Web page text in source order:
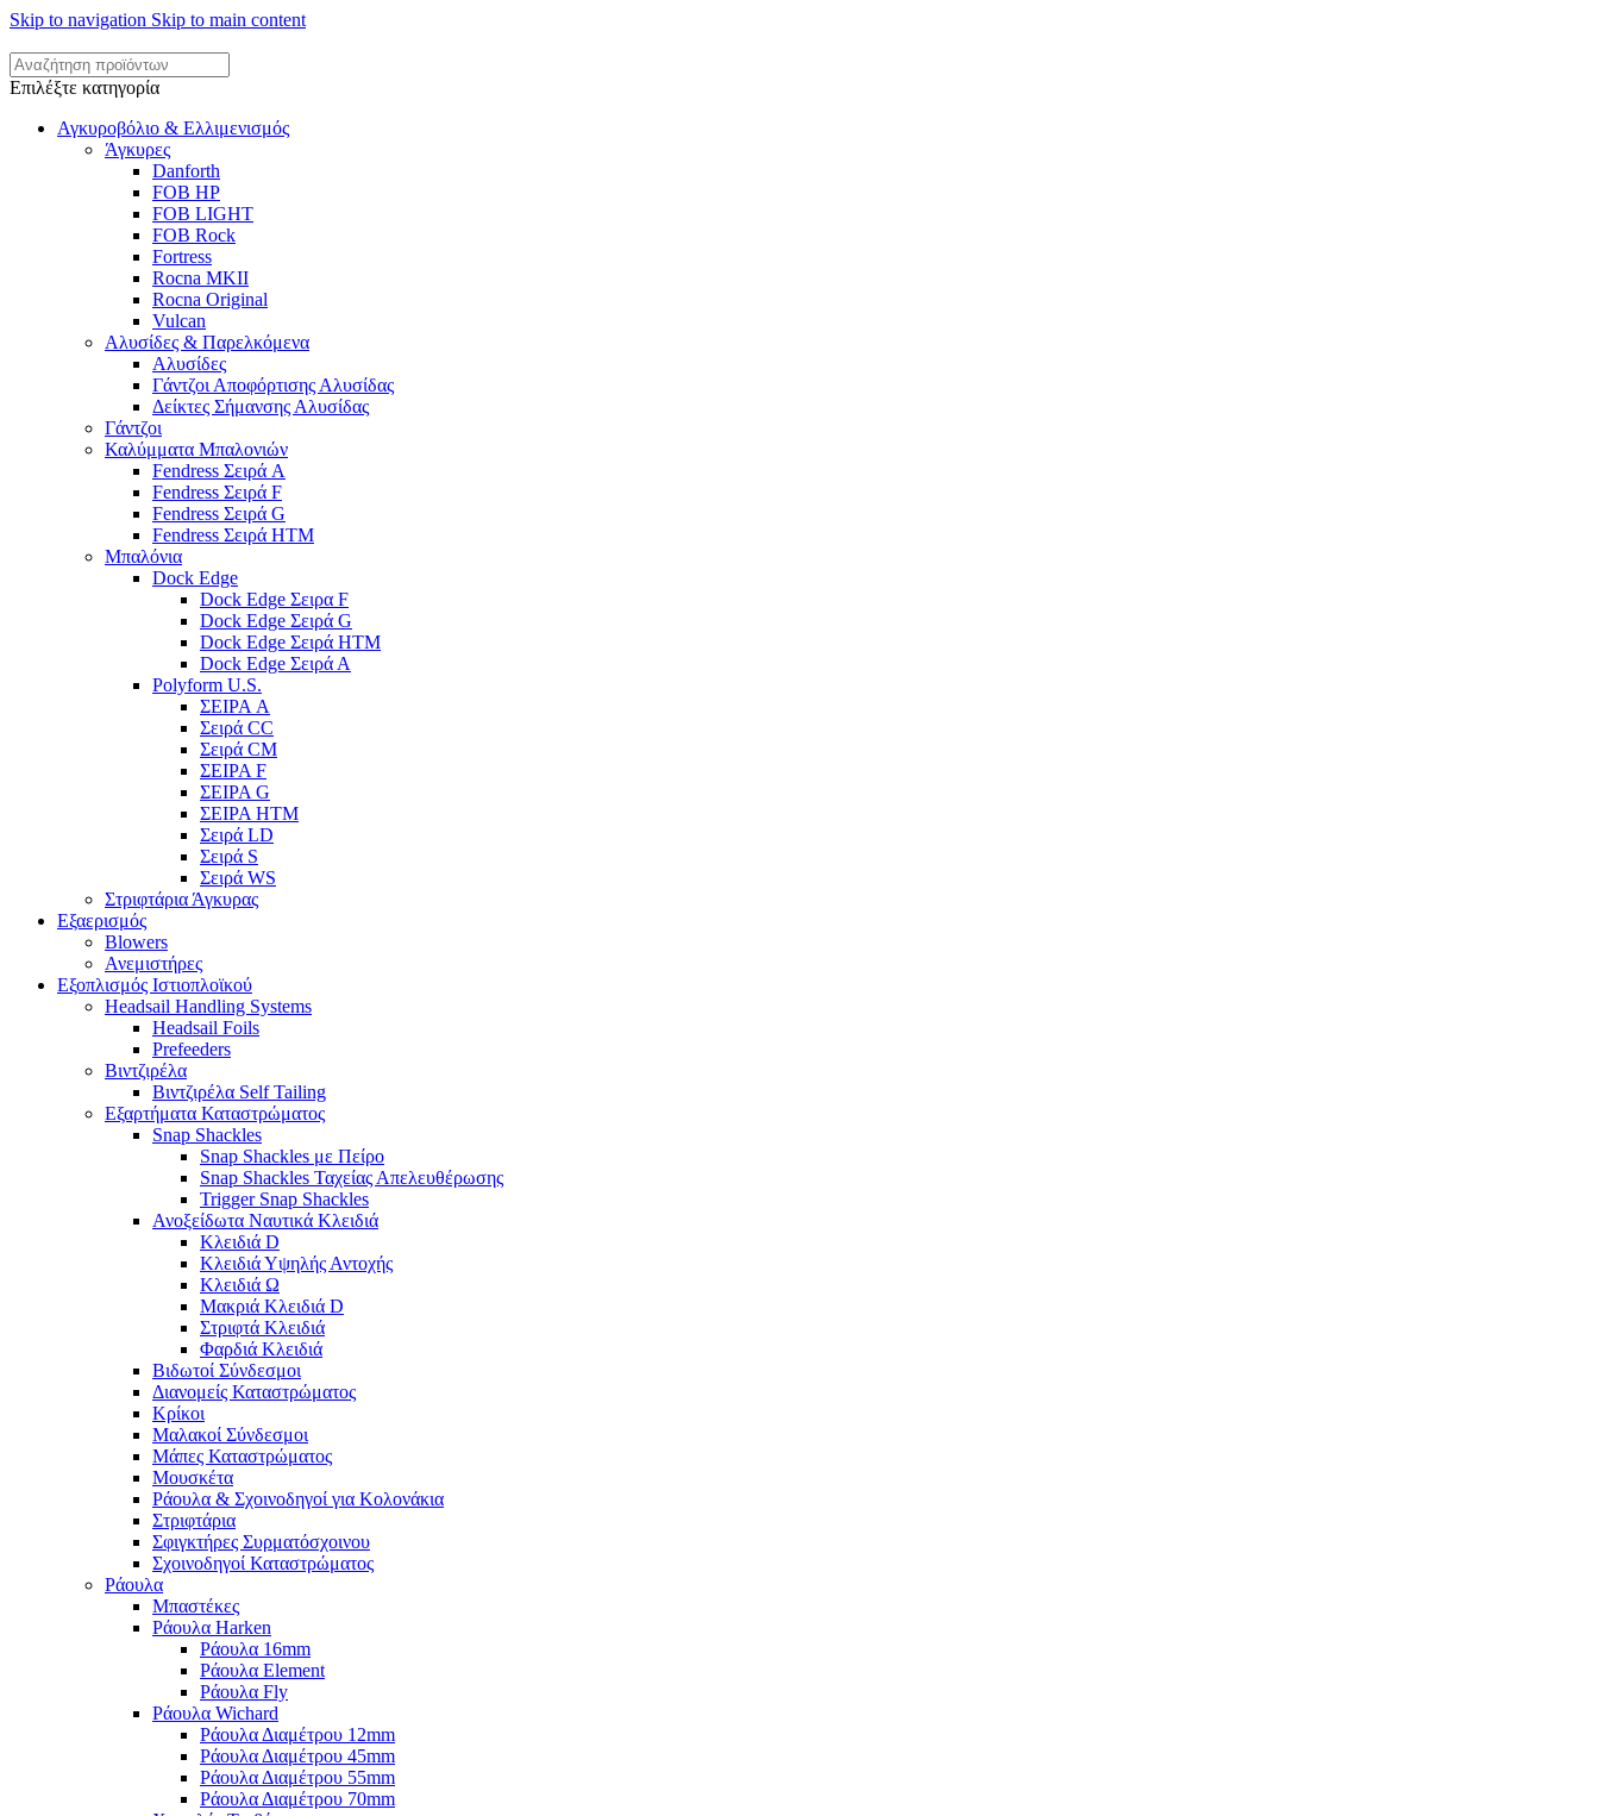
Skip to navigation Skip to main content
Επιλέξτε κατηγορία
Αγκυροβόλιο & Ελλιμενισμός
Άγκυρες
Danforth
FOB HP
FOB LIGHT
FOB Rock
Fortress
Rocna MKII
Rocna Original
Vulcan
Αλυσίδες & Παρελκόμενα
Αλυσίδες
Γάντζοι Αποφόρτισης Αλυσίδας
Δείκτες Σήμανσης Αλυσίδας
Γάντζοι
Καλύμματα Μπαλονιών
Fendress Σειρά A
Fendress Σειρά F
Fendress Σειρά G
Fendress Σειρά HTM
Μπαλόνια
Dock Edge
Dock Edge Σειρα F
Dock Edge Σειρά G
Dock Edge Σειρά HTM
Dock Edge Σειρά Α
Polyform U.S.
ΣΕΙΡΑ A
Σειρά CC
Σειρά CM
ΣΕΙΡΑ F
ΣΕΙΡΑ G
ΣΕΙΡΑ HTM
Σειρά LD
Σειρά S
Σειρά WS
Στριφτάρια Άγκυρας
Εξαερισμός
Blowers
Ανεμιστήρες
Εξοπλισμός Ιστιοπλοϊκού
Headsail Handling Systems
Headsail Foils
Prefeeders
Βιντζιρέλα
Βιντζιρέλα Self Tailing
Εξαρτήματα Καταστρώματος
Snap Shackles
Snap Shackles με Πείρο
Snap Shackles Ταχείας Απελευθέρωσης
Trigger Snap Shackles
Ανοξείδωτα Ναυτικά Κλειδιά
Κλειδιά D
Κλειδιά Υψηλής Αντοχής
Κλειδιά Ω
Μακριά Κλειδιά D
Στριφτά Κλειδιά
Φαρδιά Κλειδιά
Βιδωτοί Σύνδεσμοι
Διανομείς Καταστρώματος
Κρίκοι
Μαλακοί Σύνδεσμοι
Μάπες Καταστρώματος
Μουσκέτα
Ράουλα & Σχοινοδηγοί για Κολονάκια
Στριφτάρια
Σφιγκτήρες Συρματόσχοινου
Σχοινοδηγοί Καταστρώματος
Ράουλα
Μπαστέκες
Ράουλα Harken
Ράουλα 16mm
Ράουλα Element
Ράουλα Fly
Ράουλα Wichard
Ράουλα Διαμέτρου 12mm
Ράουλα Διαμέτρου 45mm
Ράουλα Διαμέτρου 55mm
Ράουλα Διαμέτρου 70mm